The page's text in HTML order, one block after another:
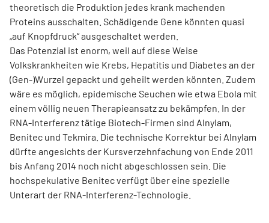
theoretisch die Produktion jedes krank machenden
Proteins ausschalten. Schädigende Gene könnten quasi
„auf Knopfdruck“ ausgeschaltet werden.
Das Potenzial ist enorm, weil auf diese Weise
Volkskrankheiten wie Krebs, Hepatitis und Diabetes an der
(Gen-)Wurzel gepackt und geheilt werden könnten. Zudem
wäre es möglich, epidemische Seuchen wie etwa Ebola mit
einem völlig neuen Therapieansatz zu bekämpfen. In der
RNA-Interferenz tätige Biotech-Firmen sind Alnylam,
Benitec und Tekmira. Die technische Korrektur bei Alnylam
dürfte angesichts der Kursverzehnfachung von Ende 2011
bis Anfang 2014 noch nicht abgeschlossen sein. Die
hochspekulative Benitec verfügt über eine spezielle
Unterart der RNA-Interferenz-Technologie.